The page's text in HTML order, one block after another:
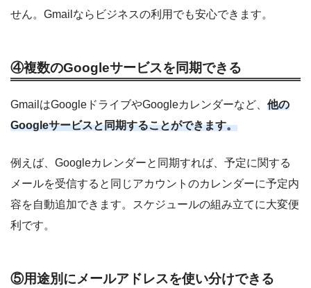
せん。Gmailならビジネスの利用でも安心できます。
④複数のGoogleサービスを同期できる
GmailはGoogleドライブやGoogleカレンダーなど、 他の
Googleサービスと同期することができます。
例えば、Googleカレンダーと同期すれば、予定に関する
メールを受信すると同じアカウントのカレンダーに予定内
容を自動追加できます。スケジュールの組み立てに大変便
利です。
⑤用途別にメールアドレスを使い分けできる